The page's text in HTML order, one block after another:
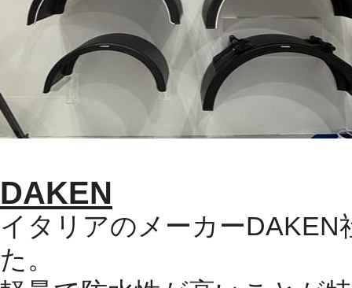
DAKEN
イタリアのメーカーDAKEN
た。